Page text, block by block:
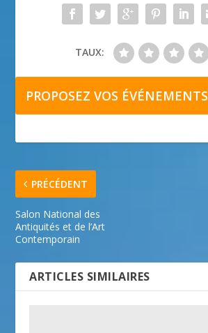
TAUX:
PROPOSEZ VOS ÉVÉNEMENTS
PRÉCÉDENT
Salon National des
Antiquités et de l’Art
Contemporain
ARTICLES SIMILAIRES